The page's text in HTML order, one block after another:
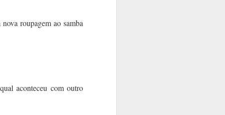
roupagem ao samba
aconteceu com outro
continua brilhando e